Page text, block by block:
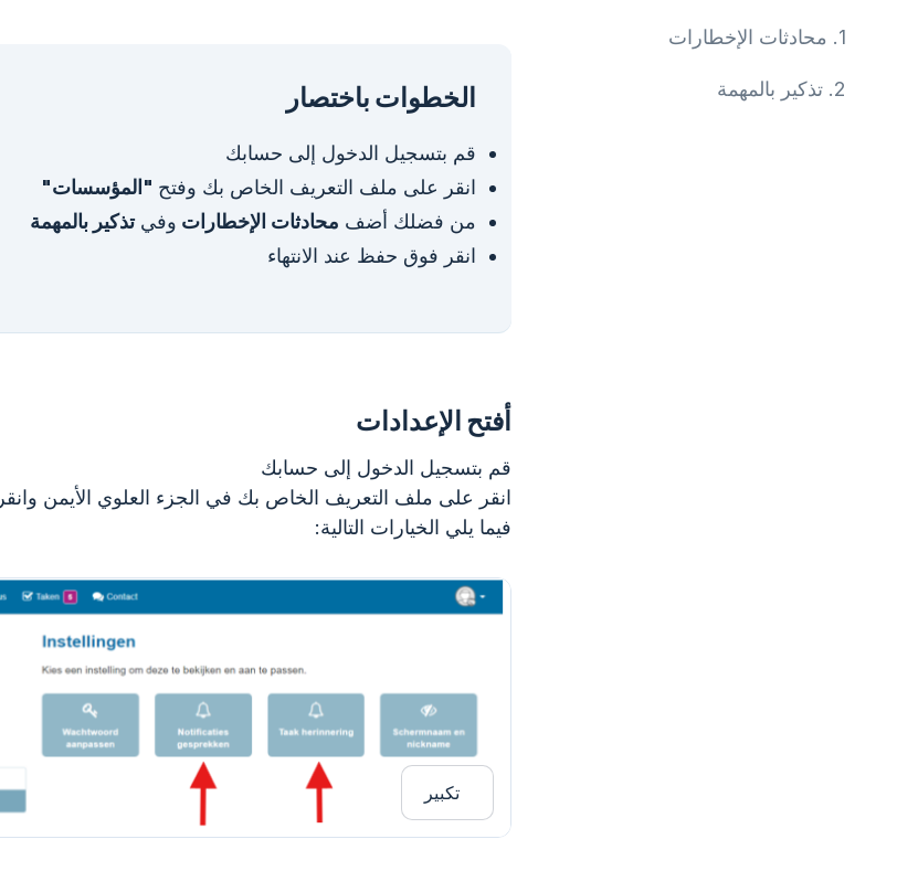
1. محادثات الإخطارات
2. تذكير بالمهمة الخطوات باختصار
قم بتسجيل الدخول إلى حسابك
انقر على ملف التعريف الخاص بك وفتح "المؤسسات"
من فضلك أضف محادثات الإخطارات وفيتذكير بالمهمة
انقر فوق حفظ عند الانتهاء
أفتح الإعدادات
قم بتسجيل الدخول إلى حسابك
انقر على ملف التعريف الخاص بك في الجزء العلوي الأيمن وانقر
فيما يلي الخيارات التالية:
تكبير